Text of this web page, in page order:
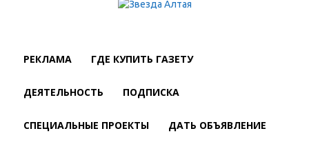
РЕКЛАМА ГДЕ КУПИТЬ ГАЗЕТУ
ДЕЯТЕЛЬНОСТЬ ПОДПИСКА
СПЕЦИАЛЬНЫЕ ПРОЕКТЫ ДАТЬ ОБЪЯВЛЕНИЕ